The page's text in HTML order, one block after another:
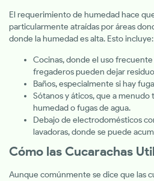
El requerimiento de humedad hace
particularmente atraídas por áreas
donde la humedad es alta. Esto incluye:
Cocinas, donde el uso
fregaderos pueden dejar
Baños, especialmente si hay
Sótanos y áticos, que a menudo
humedad o fugas de agua.
Debajo de electrodomésticos
lavadoras, donde se puede
Cómo las Cucarachas
Aunque comúnmente se dice que las